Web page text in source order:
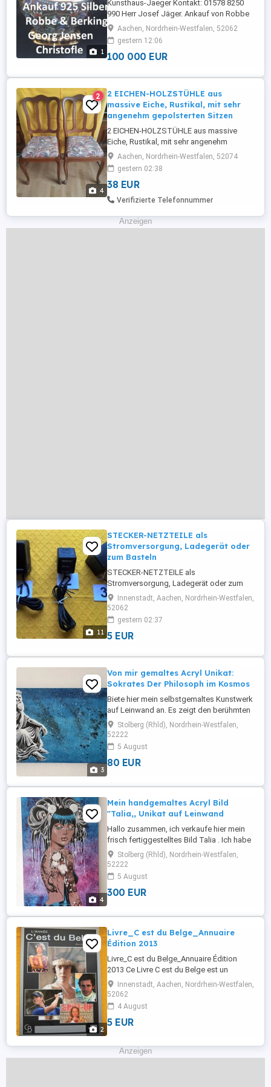
1
Kunsthaus-Jaeger Kontakt: 01578 8250
990 Herr Josef Jäger. Ankauf von Robbe
und Berking 925 Silber Besteck - Ankauf
Georg Jensen 925 Silber und
Silberbesteck - Ankauf Christofle 925
Silberbesteck und Tafelsilber. Wir kaufen
Willkommen bei Kunsthaus-Jaeger, wir ...
Aachen, Nordrhein-Westfalen, 52062
gestern 12:06
100 000 EUR
4
2
2 EICHEN-HOLZSTÜHLE aus
massive Eiche, Rustikal, mit sehr
angenehm gepolsterten Sitzen
2 EICHEN-HOLZSTÜHLE aus massive
Eiche, Rustikal, mit sehr angenehm
gepolsterten Sitzen Ich biete hier 2 sehr
schöne EICHEN-HOLZSTÜHLE aus
massive Eiche rustikal mit sehr angenehm
gepolsterten Sitzen zum Verkauf an.
Diese 2 sehr schönen EICHEN-
mit sehr angenehm ...
Aachen, Nordrhein-Westfalen, 52074
gestern 02:38
38 EUR
Verifizierte Telefonnummer
Anzeigen
11
STECKER-NETZTEILE als
Stromversorgung, Ladegerät oder
zum Basteln
STECKER-NETZTEILE als
Stromversorgung, Ladegerät oder zum
Basteln Verkaufe hier verschiedene
diverse Stecker-Netzteile, diese sind noch
neuwertig und zu 100% voll
funktionstüchtig und einsatzbereit. Diese
Stecker-Netzteile eignen sich
Ladegerät oder zum Basteln. Ideal ...
Innenstadt, Aachen, Nordrhein-Westfalen,
52062
gestern 02:37
5 EUR
3
Von mir gemaltes Acryl Unikat:
Sokrates Der Philosoph im Kosmos
Biete hier mein selbstgemaltes Kunstwerk
auf Leinwand an. Es zeigt den berühmten
griechischen Philosophen Sokrates in
seiner klassischen, nachdenklichen Pose.
Die figurative Ausarbeitung im stilvollen
Schwarz-Weiß-Kontrast steht im starken
Gegenpol zum tiefblauen Hintergrund,
Stolberg (Rhld), Nordrhein-Westfalen,
52222
5 August
80 EUR
4
Mein handgemaltes Acryl Bild
"Talia,, Unikat auf Leinwand
Hallo zusammen, ich verkaufe hier mein
frisch fertiggestelltes Bild Talia . Ich habe
es komplett selbst von Hand auf
Leinwand gemalt es ist also ein absolutes
Einzelstück. Ein paar Infos zum Bild:
Größe: 70 cm x 140 cm Technik: Gemalt
mit Acryl und Mischtechnik. Besonderheit:
Stolberg (Rhld), Nordrhein-Westfalen,
52222
5 August
300 EUR
2
Livre_C est du Belge_Annuaire
Édition 2013
Livre_C est du Belge_Annuaire Édition
2013 Ce Livre C est du Belge est un
annuaire de l édition 2013 qui convient
très bien pour tous les belges qui s
intéressent pour l histoire de leurs pays et
convient également très bien pour des
jeunes et enfants pour leurs études. Ce
Innenstadt, Aachen, Nordrhein-Westfalen,
52062
4 August
5 EUR
Anzeigen